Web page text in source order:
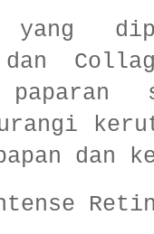
yang
dan